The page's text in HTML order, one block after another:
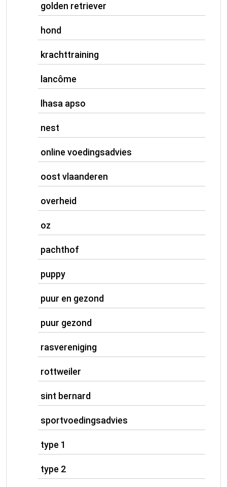
golden retriever
hond
krachttraining
lancôme
lhasa apso
nest
online voedingsadvies
oost vlaanderen
overheid
oz
pachthof
puppy
puur en gezond
puur gezond
rasvereniging
rottweiler
sint bernard
sportvoedingsadvies
type 1
type 2